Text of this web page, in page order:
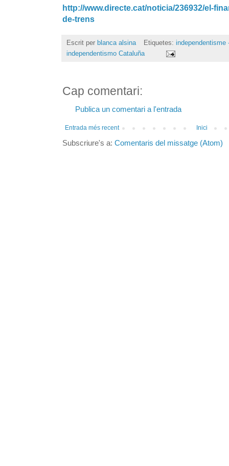
http://www.directe.cat/noticia/236932/el-
de-trens
Escrit per blanca alsina Etiquetes: independentisme
independentismo Cataluña
Cap comentari:
Publica un comentari a l'entrada
Entrada més recent Inici
Subscriure's a: Comentaris del missatge (Atom)